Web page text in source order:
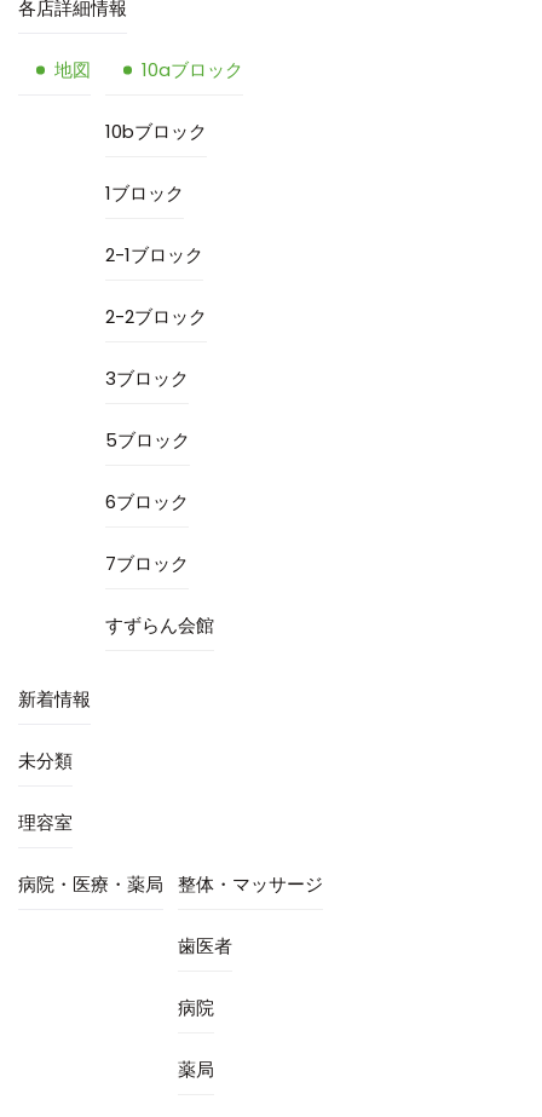
各店詳細情報
地図 10aブロック
10bブロック
1ブロック
2-1ブロック
2-2ブロック
3ブロック
5ブロック
6ブロック
7ブロック
すずらん会館
新着情報
未分類
理容室
病院・医療・薬局 整体・マッサージ
歯医者
病院
薬局